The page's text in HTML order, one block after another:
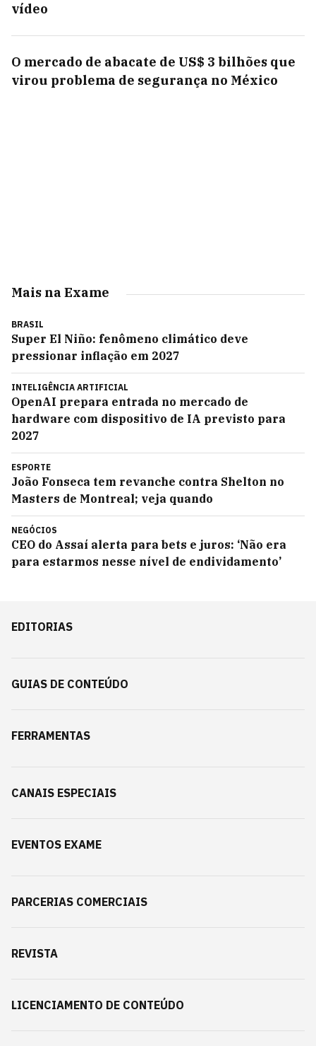
vídeo
O mercado de abacate de US$ 3 bilhões que
virou problema de segurança no México
Mais na Exame
BRASIL
Super El Niño: fenômeno climático deve
pressionar inflação em 2027
INTELIGÊNCIA ARTIFICIAL
OpenAI prepara entrada no mercado de
hardware com dispositivo de IA previsto para
2027
ESPORTE
João Fonseca tem revanche contra Shelton no
Masters de Montreal; veja quando
NEGÓCIOS
CEO do Assaí alerta para bets e juros: ‘Não era
para estarmos nesse nível de endividamento’
EDITORIAS
GUIAS DE CONTEÚDO
FERRAMENTAS
CANAIS ESPECIAIS
EVENTOS EXAME
PARCERIAS COMERCIAIS
REVISTA
LICENCIAMENTO DE CONTEÚDO